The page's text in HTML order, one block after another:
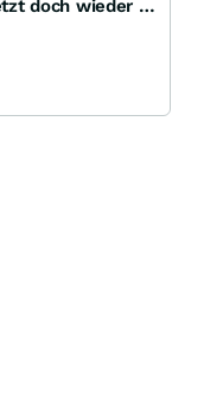
Südzucker - lange gut gehalten - jetzt doch wieder billig